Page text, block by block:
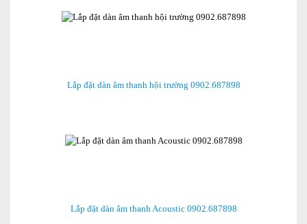
Lắp đặt dàn âm thanh hội trường 0902.687898
Lắp đặt dàn âm thanh Acoustic 0902.687898